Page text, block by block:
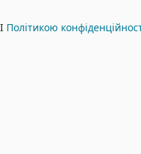
Політикою